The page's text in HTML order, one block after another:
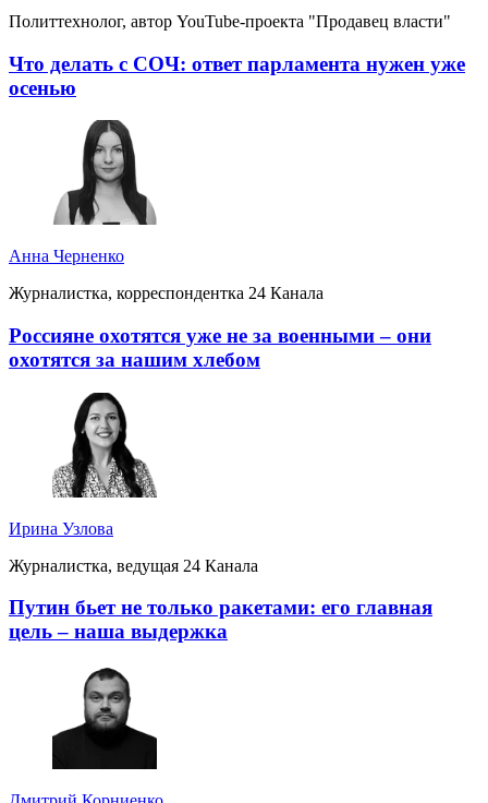
Политтехнолог, автор YouTube-проекта "Продавец власти"
Что делать с СОЧ: ответ парламента нужен уже
осенью
Анна Черненко
Журналистка, корреспондентка 24 Канала
Россияне охотятся уже не за военными – они
охотятся за нашим хлебом
Ирина Узлова
Журналистка, ведущая 24 Канала
Путин бьет не только ракетами: его главная
цель – наша выдержка